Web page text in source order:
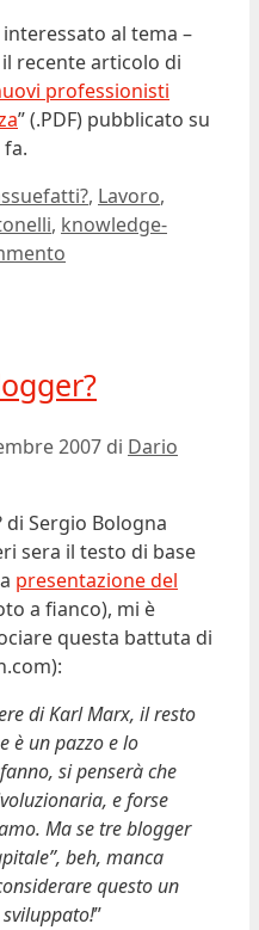
al tema –
recente articolo di
professionisti
” (.PDF) pubblicato su
, Lavoro,
, knowledge-
2007 di Dario
sera il testo di base
presentazione del
a fianco), mi è
questa battuta di
di Karl Marx, il resto
è un pazzo e lo
si penserà che
e forse
Ma se tre blogger
beh, manca
questo un
”